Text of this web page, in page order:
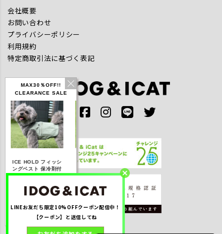
MAX30％OFF!!
CLEARANCE SALE
ICE HOLD フィッシ
ングベスト 保冷剤付
円(税込み)
詳しく見る
IDOG ICE HOLD ネ
付
円(税込み)
詳しく見る
テックタンク 遮熱
UVカット
円(税込み)
詳しく見る
会社概要
お問い合わせ
プライバシーポリシー
利用規約
特定商取引法に基づく表記
LINEお友だち限定10%OFFクーポン配信中！
【クーポン】と送信してね